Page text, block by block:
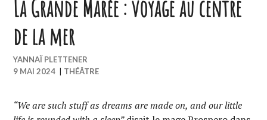
La Grande Marée : voyage au centre
de la mer
YANNAÏ PLETTENER
9 MAI 2024
THÉÂTRE
“We are such stuff as dreams are made on, and our little